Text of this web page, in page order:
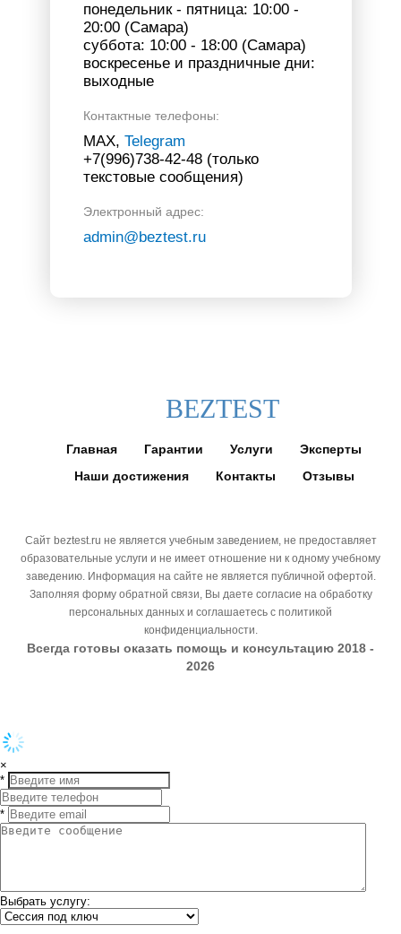
понедельник - пятница: 10:00 -
20:00 (Самара)
суббота: 10:00 - 18:00 (Самара)
воскресенье и праздничные дни:
выходные
Контактные телефоны:
МАХ, Telegram
+7(996)738-42-48 (только
текстовые сообщения)
Электронный адрес:
admin@beztest.ru
BEZTEST
Главная Гарантии Услуги
Эксперты
Наши достижения
Контакты Отзывы
Сайт beztest.ru не является учебным заведением, не предоставляет
образовательные услуги и не имеет отношение ни к одному учебному
заведению. Информация на сайте не является публичной офертой.
Заполняя форму обратной связи, Вы даете согласие на обработку
персональных данных и соглашаетесь с политикой
конфиденциальности.
Всегда готовы оказать помощь и консультацию 2018 -
2026
×
*
*
Выбрать услугу: